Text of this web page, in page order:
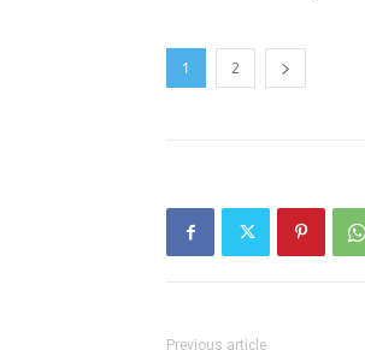
1 2
Previous article